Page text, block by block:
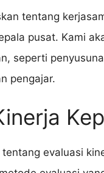
tentang
pusat. Kami
seperti
pengajar.
evaluasi